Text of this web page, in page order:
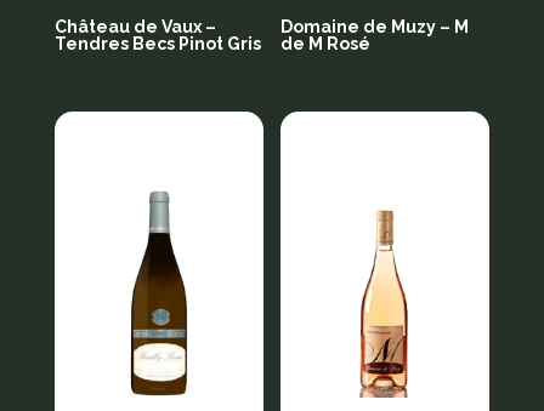
Château de Vaux –
Tendres Becs Pinot Gris
Domaine de Muzy – M
de M Rosé